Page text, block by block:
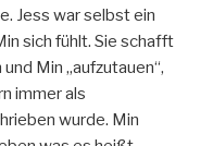
Jess war selbst ein
sich fühlt. Sie schafft
Min „aufzutauen“,
immer als
wurde. Min